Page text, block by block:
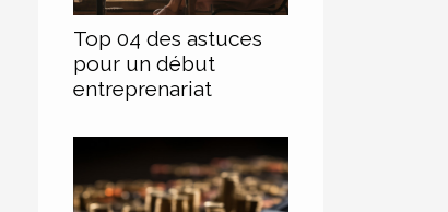
Top 04 des astuces
pour un début
entreprenariat